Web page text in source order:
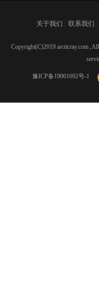
关于我们 联系我们
Copyright(C)2019 arcticray.com
豫ICP备19001692号-1